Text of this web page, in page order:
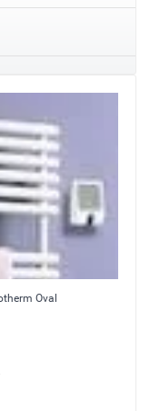
Oval